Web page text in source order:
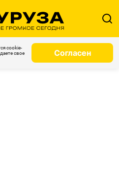
cookie-
свое
Согласен